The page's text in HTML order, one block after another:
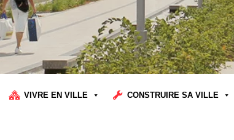
VIVRE EN VILLE CONSTRUIRE SA VILLE